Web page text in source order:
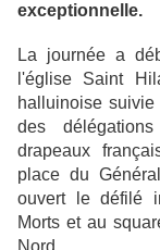
exceptionnelle.
La journée a
l'église Saint
halluinoise
des
drapeaux
place du
ouvert le défilé
Morts et au
Nord.